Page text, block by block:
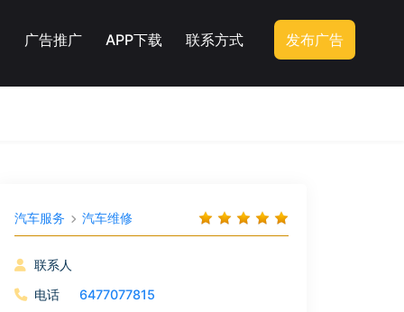
广告推广 APP下载 联系方式 发布广告
汽车服务 汽车维修
联系人
电话
6477077815